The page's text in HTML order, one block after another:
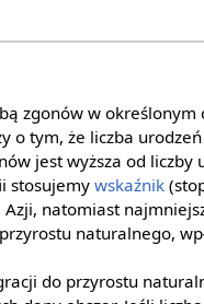
zgonów w określonym
o tym, że liczba
jest wyższa od liczby
stosujemywskaźnik
natomiast
naturalnego,
do przyrostu